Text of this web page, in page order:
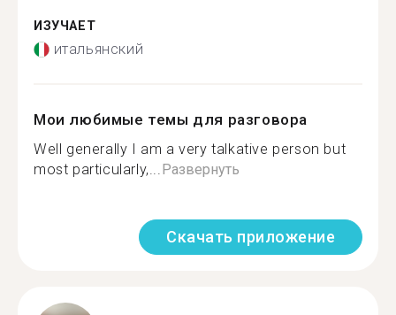
ИЗУЧАЕТ
итальянский
Мои любимые темы для разговора
Well generally I am a very talkative person but
most particularly,...Развернуть
Скачать приложение